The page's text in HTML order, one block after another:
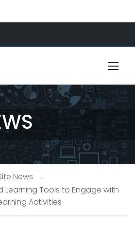
News
Learning Tools to Engage with
Activities